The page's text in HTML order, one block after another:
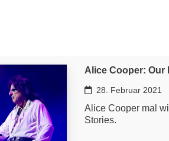
Alice Cooper: Our
28. Februar 2021
Alice Cooper mal
Stories.